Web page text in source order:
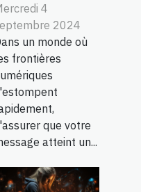
4
2024
un monde où
frontières
que votre
atteint un...